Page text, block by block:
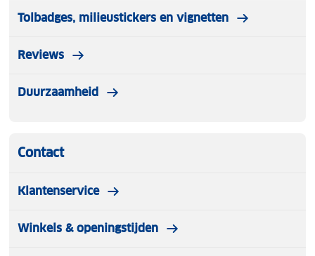
Tolbadges, milieustickers en vignetten
Reviews
Duurzaamheid
Contact
Klantenservice
Winkels & openingstijden